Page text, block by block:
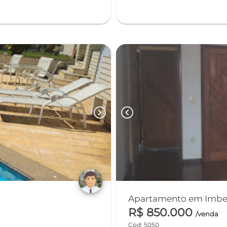
chevron_right chevron_left
R$ 850.000/venda
Cód: 5050